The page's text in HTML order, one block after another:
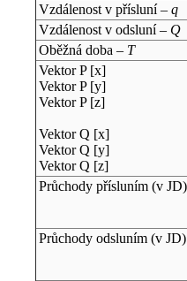
Vzdálenost v přísluní – q
Vzdálenost v odsluní – Q
Oběžná doba – T
Vektor P [x]
Vektor P [y]
Vektor P [z]
Vektor Q [x]
Vektor Q [y]
Vektor Q [z]
Průchody přísluním (v JD)
Průchody odsluním (v JD)